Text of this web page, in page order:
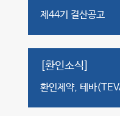
제44기 결산공고
[환인소식]
환인제약, 테바